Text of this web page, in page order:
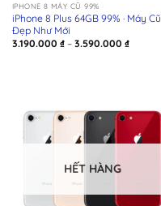
IPHONE 8 MÁY CŨ 99%
iPhone 8 Plus 64GB 99% · Máy Cũ
Đẹp Như Mới
3.190.000 ₫ – 3.590.000 ₫Khoảng
HẾT HÀNG